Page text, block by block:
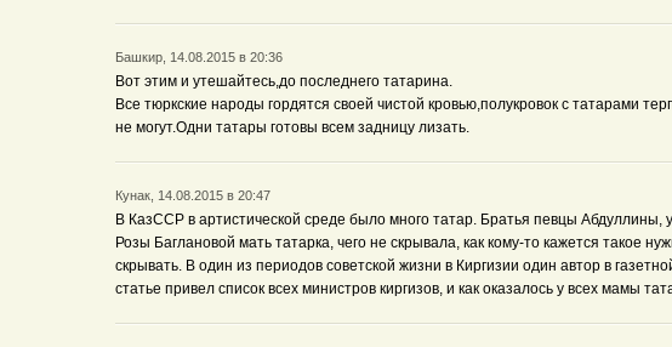
Башкир, 14.08.2015 в 20:36
Вот этим и утешайтесь,до последнего татарина.
Все тюркские народы гордятся своей чистой кровью,полукровок с татарами
не могут.Одни татары готовы всем задницу лизать.
Кунак, 14.08.2015 в 20:47
В КазССР в артистической среде было много татар. Братья певцы Абдуллины, у
Розы Баглановой мать татарка, чего не скрывала, как кому-то кажется такое
скрывать. В один из периодов советской жизни в Киргизии один автор в
статье привел список всех министров киргизов, и как оказалось у всех мамы